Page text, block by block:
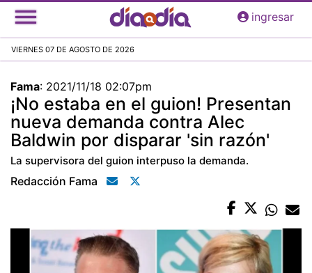
Pasar
al
principal
ingresar
VIERNES 07 DE AGOSTO DE 2026
Fama: 2021/11/18 02:07pm
¡No estaba en el guion! Presentan
nueva demanda contra Alec
Baldwin por disparar 'sin razón'
La supervisora del guion interpuso la demanda.
Redacción Fama